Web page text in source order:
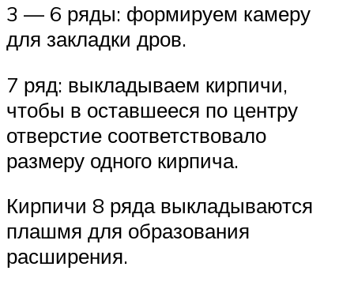
3 — 6 ряды: формируем камеру
для закладки дров.
7 ряд: выкладываем кирпичи,
чтобы в оставшееся по центру
отверстие соответствовало
размеру одного кирпича.
Кирпичи 8 ряда выкладываются
плашмя для образования
расширения.